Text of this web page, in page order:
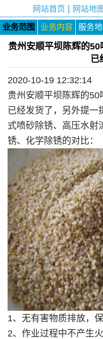
网站首页 网站地图
业务范围 业务内容 服务
贵州安顺平坝陈辉的
已
2020-10-19 12:32:14
贵州安顺平坝陈辉的
已经发货了，另外提一
式喷砂除锈、高压水射
锈、化学除锈的对比：
1、无有害物质排放，
2、作业过程中不产生